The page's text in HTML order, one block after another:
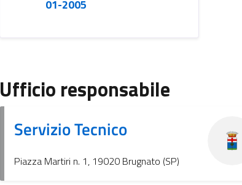
01-2005
Ufficio responsabile
Servizio Tecnico
Piazza Martiri n. 1, 19020 Brugnato (SP)